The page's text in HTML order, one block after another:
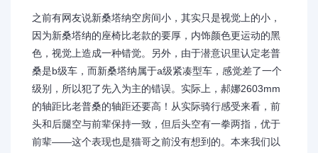
之前有网友说新桑塔纳空房间小，其实只是视觉上的小，
因为新桑塔纳的座椅比老款的要厚，内饰颜色更运动的黑
色，视觉上造成一种错觉。另外，由于潜意识里认定老普
桑是b级车，而新桑塔纳属于a级紧凑型车，感觉差了一个
级别，所以犯了先入为主的错误。实际上，郝娜2603mm
的轴距比老普桑的轴距还要高！从实际骑行感受来看，前
头和后腿空与前辈保持一致，但后头空有一拳两指，优于
前辈——这个表现也是猫哥之前没有想到的。本来我们以